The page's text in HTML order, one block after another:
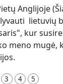
Anglijoje
lietuvių
kur
meno mugė,
3 4 5